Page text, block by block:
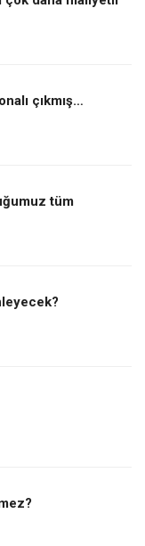
çıkmış…
tüm